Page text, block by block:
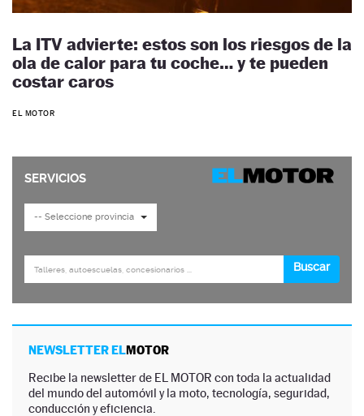
La ITV advierte: estos son los riesgos de la
ola de calor para tu coche… y te pueden
costar caros
EL MOTOR
NEWSLETTER ELMOTOR
Recibe la newsletter de EL MOTOR con toda la actualidad
del mundo del automóvil y la moto, tecnología, seguridad,
conducción y eficiencia.